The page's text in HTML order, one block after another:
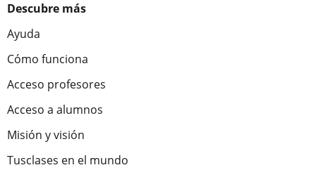
Descubre más
Ayuda
Cómo funciona
Acceso profesores
Acceso a alumnos
Misión y visión
Tusclases en el mundo